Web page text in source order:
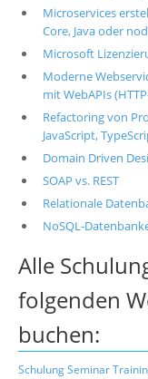
Microservices
Core, Java oder
Microsoft
Moderne
mit WebAPIs
Refactoring von
JavaScript,
Domain Driven
SOAP vs. REST
Relationale
NoSQL-
Alle
folgenden
buchen:
SchulungSeminar